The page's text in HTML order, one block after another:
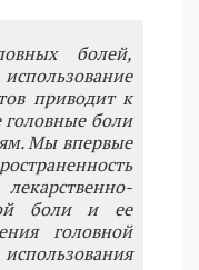
болей,
приводит к
боли
Мы впервые
боли и ее
головной